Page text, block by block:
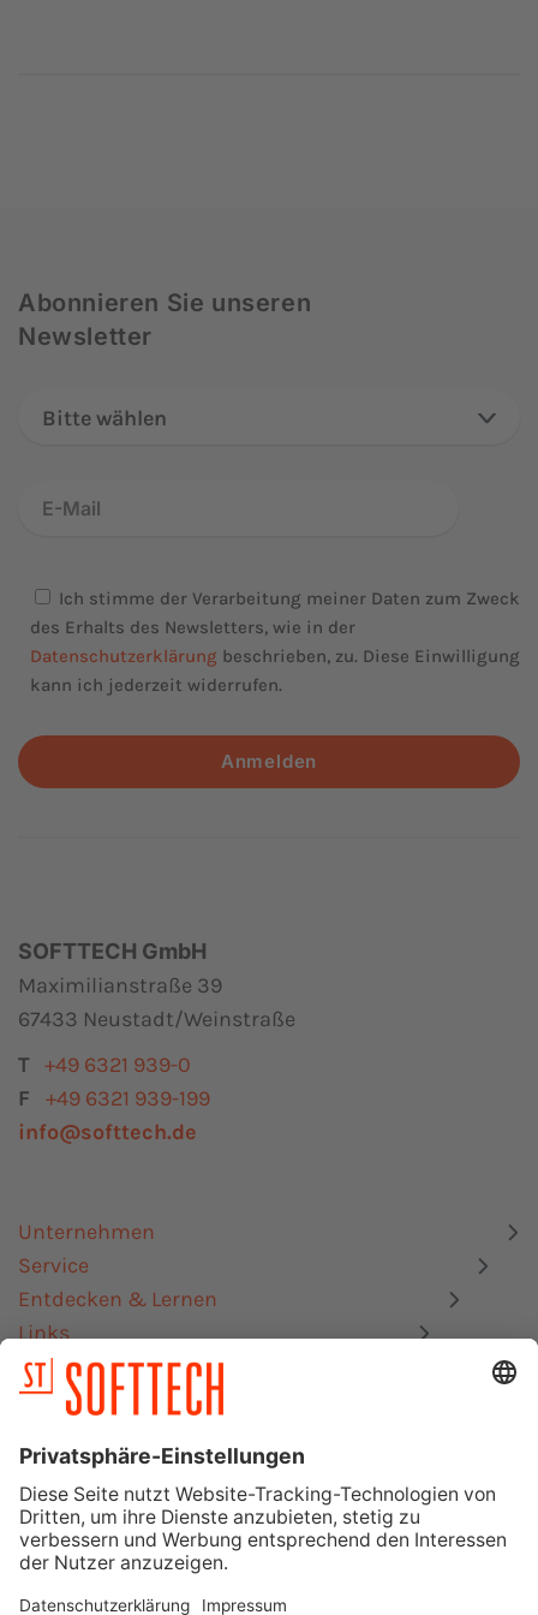
Abonnieren Sie unseren
Newsletter
Bitte wählen
Ich stimme der Verarbeitung meiner Daten zum Zweck
des Erhalts des Newsletters, wie in der
Datenschutzerklärung beschrieben, zu. Diese Einwilligung
kann ich jederzeit widerrufen.
Anmelden
SOFTTECH GmbH
Maximilianstraße 39
67433 Neustadt/Weinstraße
T +49 6321 939-0
F
+49 6321 939-199
info@softtech.de
Unternehmen
Service
Entdecken & Lernen
Links
Datenschutz
Mitgliedschaften, Zertifizierungen & Schnittstellen